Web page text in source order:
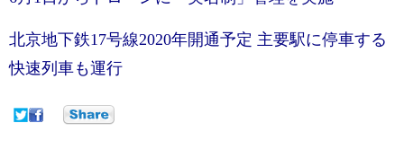
北京地下鉄17号線2020年開通予定 主要駅に停車する
快速列車も運行